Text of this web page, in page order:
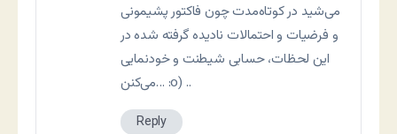
می‌شید در کوتاه‌مدت چون فاکتور پشیمونی
و فرضیات و احتمالات نادیده گرفته شده در
این لحظات، حسابی شیطنت و خودنمایی
می‌کنن… :o) ..
Reply